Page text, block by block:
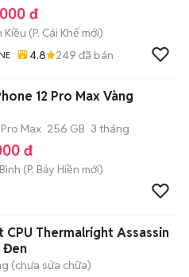
đ
Kiều (P. Cái Khế mới)
4.8 249 đã bán
12 Pro Max Vàng
Max 256 GB 3 tháng
đ
(P. Bảy Hiền mới)
CPU Thermalright Assassin
Đen
(chưa sửa chữa)